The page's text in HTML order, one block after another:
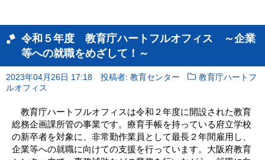
令和５年度 教育庁ハートフルオフィス ～企業
等への就職をめざして！～
2023年04月26日 17:18 投稿者: 教育センター
教育庁ハートフ
ルオフィス
教育庁ハートフルオフィスは令和２年度に開設された教育
総務企画課所管の事業です。療育手帳を持っている府立学校
の新卒者を対象に、非常勤作業員として最長２年間雇用し、
企業等への就職に向けての支援を行っています。大阪府教育